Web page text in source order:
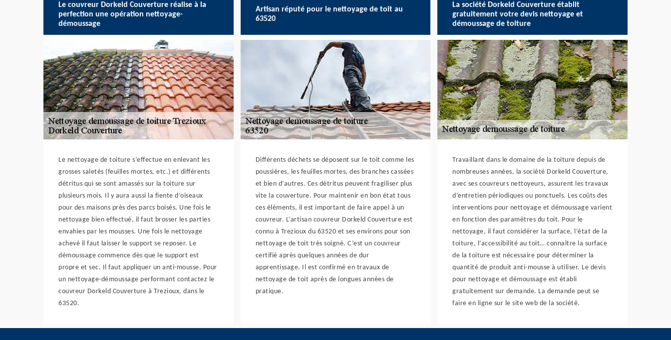
Le couvreur Dorkeld Couverture réalise à la
perfection une opération nettoyage-
démoussage
Le nettoyage de toiture s’effectue en enlevant les
grosses saletés (feuilles mortes, etc.) et différents
détritus qui se sont amassés sur la toiture sur
plusieurs mois. Il y aura aussi la fiente d’oiseaux
pour des maisons près des parcs boisés. Une fois le
nettoyage bien effectué, il faut brosser les parties
envahies par les mousses. Une fois le nettoyage
achevé il faut laisser le support se reposer. Le
démoussage commence dès que le support est
propre et sec. Il faut appliquer un anti-mousse. Pour
un nettoyage-démoussage performant contactez le
couvreur Dorkeld Couverture à Trezioux, dans le
63520.
Artisan réputé pour le nettoyage de toit au
63520
Différents déchets se déposent sur le toit comme les
poussières, les feuilles mortes, des branches cassées
et bien d’autres. Ces détritus peuvent fragiliser plus
vite la couverture. Pour maintenir en bon état tous
ces éléments, il est important de faire appel à un
couvreur. L’artisan couvreur Dorkeld Couverture est
connu à Trezioux du 63520 et ses environs pour son
nettoyage de toit très soigné. C’est un couvreur
certifié après quelques années de dur
apprentissage. Il est confirmé en travaux de
nettoyage de toit après de longues années de
pratique.
La société Dorkeld Couverture établit
gratuitement votre devis nettoyage et
démoussage de toiture
Travaillant dans le domaine de la toiture depuis de
nombreuses années, la société Dorkeld Couverture,
avec ses couvreurs nettoyeurs, assurent les travaux
d’entretien périodiques ou ponctuels. Les coûts des
interventions pour nettoyage et démoussage varient
en fonction des paramètres du toit. Pour le
nettoyage, il faut considérer la surface, l’état de la
toiture, l’accessibilité au toit… connaître la surface
de la toiture est nécessaire pour déterminer la
quantité de produit anti-mousse à utiliser. Le devis
pour nettoyage et démoussage est établi
gratuitement sur demande. La demande peut se
faire en ligne sur le site web de la société.